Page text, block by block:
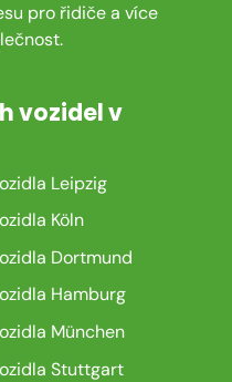
pro řidiče a více
vozidel v
Leipzig
Köln
Dortmund
Hamburg
München
Stuttgart